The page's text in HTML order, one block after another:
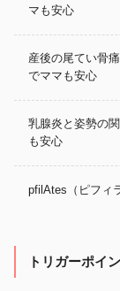
マも安心
産後の尾てい骨
でママも安心
乳腺炎と姿勢の
も安心
pfilAtes（ピフィ
トリガーポイ